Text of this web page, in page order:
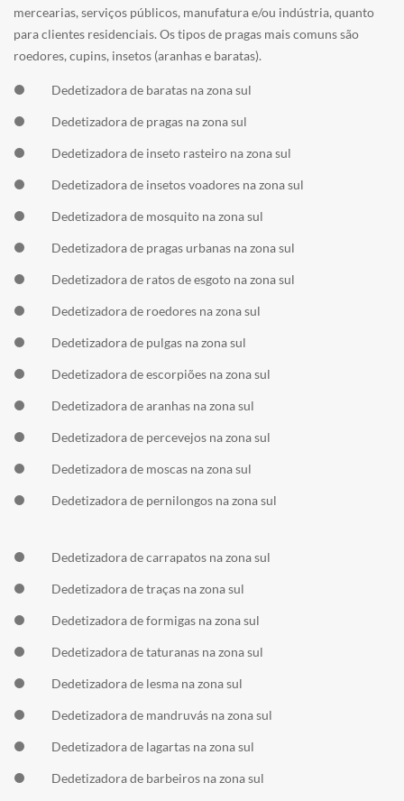
mercearias, serviços públicos, manufatura e/ou indústria, quanto
para clientes residenciais. Os tipos de pragas mais comuns são
roedores, cupins, insetos (aranhas e baratas).
Dedetizadora de baratas na zona sul
Dedetizadora de pragas na zona sul
Dedetizadora de inseto rasteiro na zona sul
Dedetizadora de insetos voadores na zona sul
Dedetizadora de mosquito na zona sul
Dedetizadora de pragas urbanas na zona sul
Dedetizadora de ratos de esgoto na zona sul
Dedetizadora de roedores na zona sul
Dedetizadora de pulgas na zona sul
Dedetizadora de escorpiões na zona sul
Dedetizadora de aranhas na zona sul
Dedetizadora de percevejos na zona sul
Dedetizadora de moscas na zona sul
Dedetizadora de pernilongos na zona sul
Dedetizadora de carrapatos na zona sul
Dedetizadora de traças na zona sul
Dedetizadora de formigas na zona sul
Dedetizadora de taturanas na zona sul
Dedetizadora de lesma na zona sul
Dedetizadora de mandruvás na zona sul
Dedetizadora de lagartas na zona sul
Dedetizadora de barbeiros na zona sul